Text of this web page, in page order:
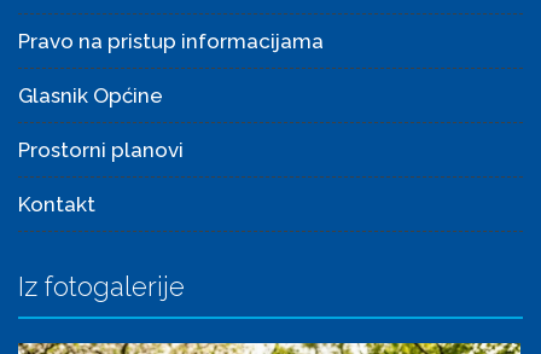
Pravo na pristup informacijama
Glasnik Općine
Prostorni planovi
Kontakt
Iz fotogalerije